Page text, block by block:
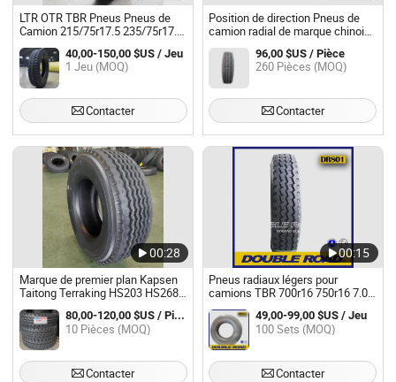
LTR OTR TBR Pneus Pneus de
Camion 215/75r17.5 235/75r17.5
225/70r19.5 245/70r19.5 11r22.5
40,00-150,00 $US / Jeu
1 Jeu (MOQ)
Contacter
Position de direction Pneus de
camion radial de marque chinoise
en gros Pneus de camion tout
acier Pneus de camion TBR
12r22.5
96,00 $US / Pièce
260 Pièces (MOQ)
Contacter
00:28
Marque de premier plan Kapsen
Taitong Terraking HS203 HS268
S09 HS105 315/80r22.5 20pr
13r22.5 385/65r22.5 235/75r17.5
Fabricant Pneus Radial Camion et
Bus Pneus TBR
80,00-120,00 $US / Pièce
10 Pièces (MOQ)
Contacter
00:15
Pneus radiaux légers pour
camions TBR 700r16 750r16 7.00
R16 7.50 R16 Fabricant d'usine
chinois
49,00-99,00 $US / Jeu
100 Sets (MOQ)
Contacter